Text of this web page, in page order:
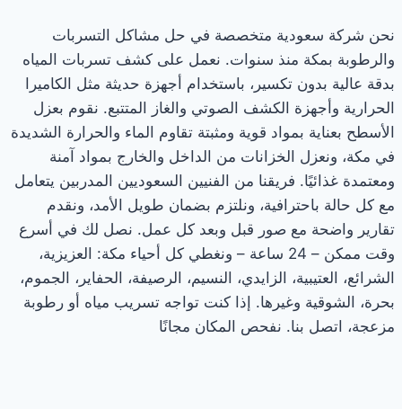
نحن شركة سعودية متخصصة في حل مشاكل التسربات
والرطوبة بمكة منذ سنوات. نعمل على كشف تسربات المياه
بدقة عالية بدون تكسير، باستخدام أجهزة حديثة مثل الكاميرا
الحرارية وأجهزة الكشف الصوتي والغاز المتتبع. نقوم بعزل
الأسطح بعناية بمواد قوية ومثبتة تقاوم الماء والحرارة الشديدة
في مكة، ونعزل الخزانات من الداخل والخارج بمواد آمنة
ومعتمدة غذائيًا. فريقنا من الفنيين السعوديين المدربين يتعامل
مع كل حالة باحترافية، ونلتزم بضمان طويل الأمد، ونقدم
تقارير واضحة مع صور قبل وبعد كل عمل. نصل لك في أسرع
وقت ممكن – 24 ساعة – ونغطي كل أحياء مكة: العزيزية،
الشرائع، العتيبية، الزايدي، النسيم، الرصيفة، الحفاير، الجموم،
بحرة، الشوقية وغيرها. إذا كنت تواجه تسريب مياه أو رطوبة
مزعجة، اتصل بنا. نفحص المكان مجانًا